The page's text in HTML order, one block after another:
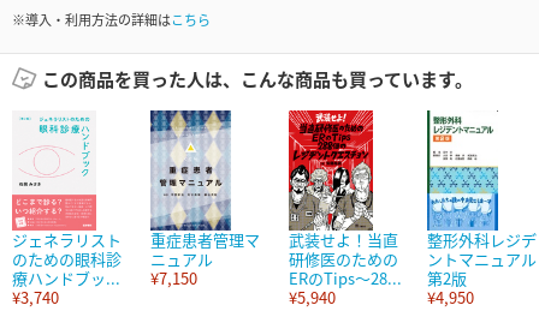
※導入・利用方法の詳細はこちら
この商品を買った人は、こんな商品も買っています。
ジェネラリスト
のための眼科診
療ハンドブッ...
¥3,740
重症患者管理マ
ニュアル
¥7,150
武装せよ！当直
研修医のための
ERのTips～28...
¥5,940
整形外科レジデ
ントマニュアル
第2版
¥4,950